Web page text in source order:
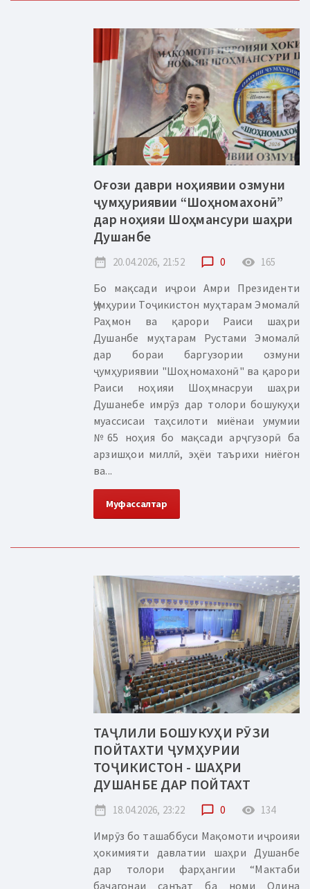
Оғози даври ноҳиявии озмуни
ҷумҳуриявии “Шоҳномахонӣ”
дар ноҳияи Шоҳмансури шаҳри
Душанбе
date_range 20.04.2026, 21:52 chat_bubble_outline 0 remove_red_eye 165
Бо мақсади иҷрои Амри Президенти
Ҷумҳурии Тоҷикистон муҳтарам Эмомалӣ
Раҳмон ва қарори Раиси шаҳри
Душанбе муҳтарам Рустами Эмомалӣ
дар бораи баргузории озмуни
ҷумҳуриявии "Шоҳномахонӣ" ва қарори
Раиси ноҳияи Шоҳмнасруи шаҳри
Душанебе имрӯз дар толори бошукуҳи
муассисаи таҳсилоти миёнаи умумии
№65 ноҳия бо мақсади арҷгузорӣ ба
арзишҳои миллӣ, эҳёи таърихи ниёгон
ва...
Муфассалтар
ТАҶЛИЛИ БОШУКУҲИ РӮЗИ
ПОЙТАХТИ ҶУМҲУРИИ
ТОҶИКИСТОН - ШАҲРИ
ДУШАНБЕ ДАР ПОЙТАХТ
date_range 18.04.2026, 23:22 chat_bubble_outline 0 remove_red_eye 134
Имрӯз бо ташаббуси Мақомоти иҷроияи
ҳокимияти давлатии шаҳри Душанбе
дар толори фарҳангии “Мактаби
бачагонаи санъат ба номи Одина